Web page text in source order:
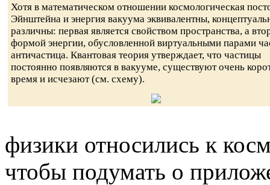
Хотя в математическом отношении космологическая
Эйнштейна и энергия вакуума эквивалентны,
различны: первая является свойством пространства, а
формой энергии, обусловленной виртуальными парами
античастица. Квантовая теория утверждает, что частицы
постоянно появляются в вакууме, существуют очень
время и исчезают (см. схему).
физики относились к
чтобы подумать о